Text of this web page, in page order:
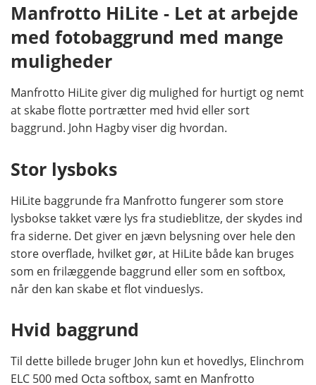
Manfrotto HiLite - Let at arbejde
med fotobaggrund med mange
muligheder
Manfrotto HiLite giver dig mulighed for hurtigt og nemt
at skabe flotte portrætter med hvid eller sort
baggrund. John Hagby viser dig hvordan.
Stor lysboks
HiLite baggrunde fra Manfrotto fungerer som store
lysbokse takket være lys fra studieblitze, der skydes ind
fra siderne. Det giver en jævn belysning over hele den
store overflade, hvilket gør, at HiLite både kan bruges
som en frilæggende baggrund eller som en softbox,
når den kan skabe et flot vindueslys.
Hvid baggrund
Til dette billede bruger John kun et hovedlys, Elinchrom
ELC 500 med Octa softbox, samt en Manfrotto